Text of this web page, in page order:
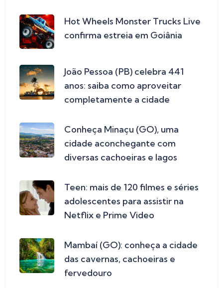
Hot Wheels Monster Trucks Live
confirma estreia em Goiânia
João Pessoa (PB) celebra 441
anos: saiba como aproveitar
completamente a cidade
Conheça Minaçu (GO), uma
cidade aconchegante com
diversas cachoeiras e lagos
Teen: mais de 120 filmes e séries
adolescentes para assistir na
Netflix e Prime Video
Mambaí (GO): conheça a cidade
das cavernas, cachoeiras e
fervedouro